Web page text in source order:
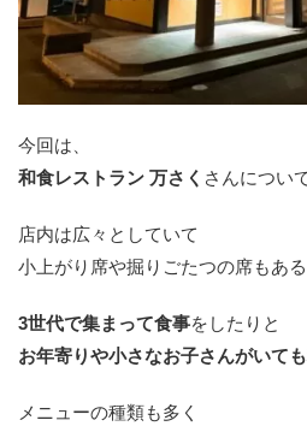
今回は、
和食レストラン 万さく さんについ
店内は広々としていて
小上がり席や掘りごたつの席もあ
3世代で集まって食事をしたりと
お年寄りや小さなお子さんがいて
メニューの種類も多く